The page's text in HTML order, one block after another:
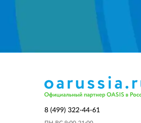
8 (499) 322-44-61